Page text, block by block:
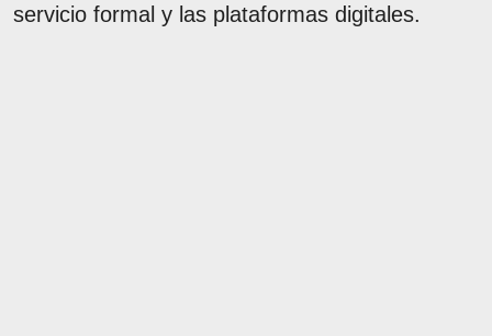
servicio formal y las plataformas digitales.